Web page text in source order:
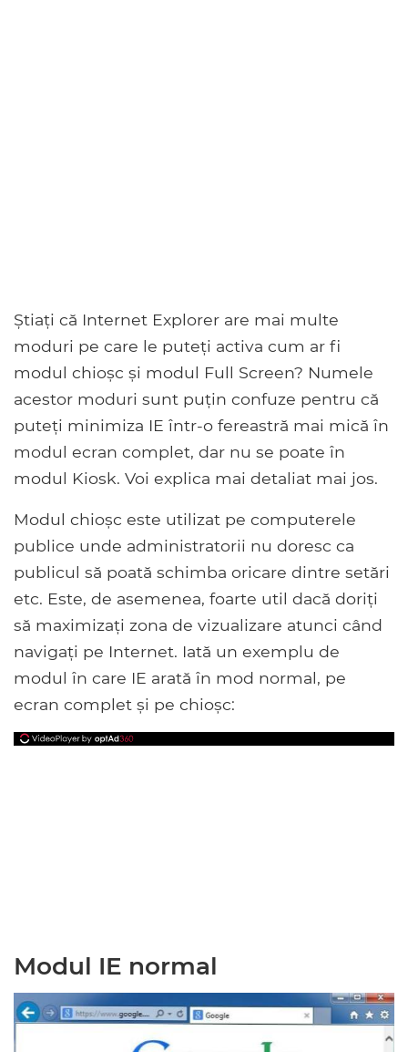
Știați că Internet Explorer are mai multe
moduri pe care le puteți activa cum ar fi
modul chioșc și modul Full Screen? Numele
acestor moduri sunt puțin confuze pentru că
puteți minimiza IE într-o fereastră mai mică în
modul ecran complet, dar nu se poate în
modul Kiosk. Voi explica mai detaliat mai jos.
Modul chioșc este utilizat pe computerele
publice unde administratorii nu doresc ca
publicul să poată schimba oricare dintre setări
etc. Este, de asemenea, foarte util dacă doriți
să maximizați zona de vizualizare atunci când
navigați pe Internet. Iată un exemplu de
modul în care IE arată în mod normal, pe
ecran complet și pe chioșc:
Modul IE normal